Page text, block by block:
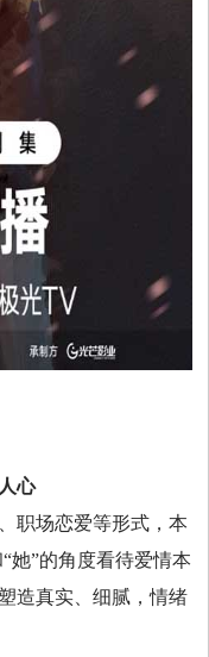
心
职场恋爱等形式，本
她”的角度看待爱情本
造真实、细腻，情绪